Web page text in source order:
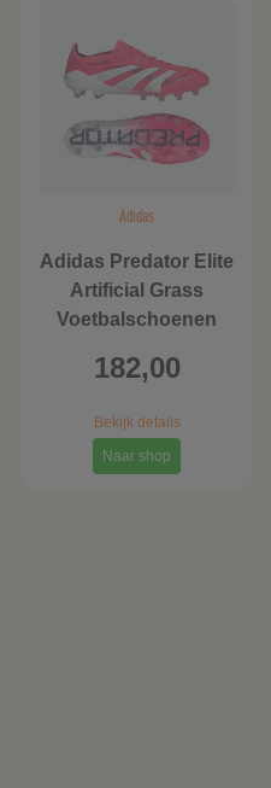
Adidas
Adidas Predator Elite
Artificial Grass
Voetbalschoenen
182,00
Bekijk details
Naar shop